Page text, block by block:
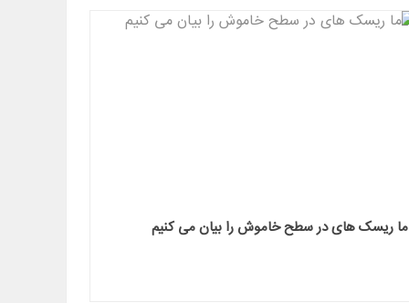
ما ریسک های در سطح خاموش را بیان می کنیم